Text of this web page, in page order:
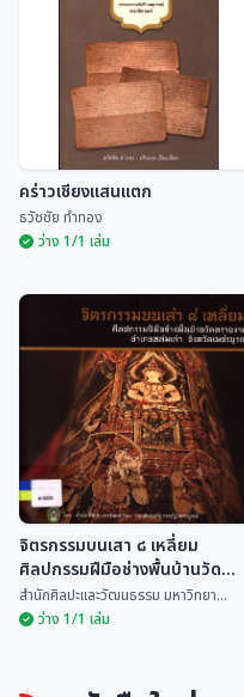
เจ้าปิยะพงษ์ เชื้อเจ...
คร่าวเชียงแสนแตก
ธวัชชัย ทำทอง
คร่าวเชียงแสนแตก
ธวัชชัย ทำทอง
ว่าง 1/1 เล่ม
จิตรกรรมบนเสา ๘ เหลี่ยม
ศิลปกรรมฝีมือช่างพื้นบ้านวัด
ทรายงาม อำเภอหล่มเก่า จังหวัด
เพชรบูรณ์
สำนักศิลปะและวัฒนธรรม มหาวิทยา...
ว่าง 1/1 เล่ม